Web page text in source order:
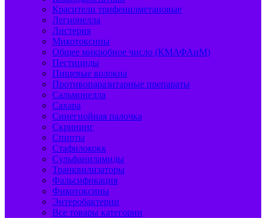
Красители трифенилметановые
Легионелла
Листерия
Микотоксины
Общее микробное число (КМАФАнМ)
Пестициды
Пищевые волокна
Противопаразитарные препараты
Сальмонелла
Сахара
Синегнойная палочка
Скрининг
Спирты
Стафилококк
Сульфаниламиды
Транквилизаторы
Фальсификация
Фикотоксины
Энтеробактерии
Все товары категории